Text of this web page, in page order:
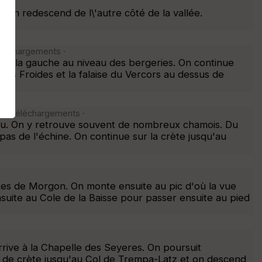
en redescend de l\'autre côté de la vallée.
·
la gauche au niveau des bergeries. On continue
Froides et la falaise du Vercors au dessus de
téléchargements ·
On y retrouve souvent de nombreux chamois. Du
de l'échine. On continue sur la crète jusqu'au
de Morgon. On monte ensuite au pic d'où la vue
au Cole de la Baisse pour passer ensuite au pied
à la Chapelle des Seyeres. On poursuit
crète jusqu'au Col de Trempa-Latz et on descend